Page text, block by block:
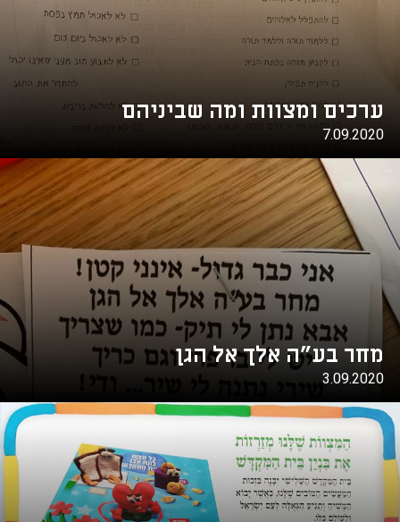
ערכים ומצוות ומה שביניהם
7.09.2020
מחר בע"ה אלך אל הגן
3.09.2020